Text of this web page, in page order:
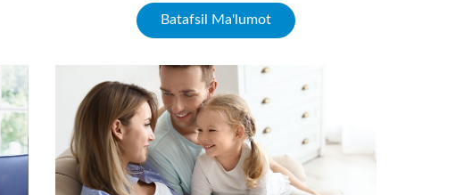
Batafsil Ma'lumot